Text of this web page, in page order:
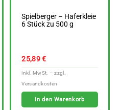
Spielberger – Haferkleie
6 Stück zu 500 g
25,89€
In den Warenkorb